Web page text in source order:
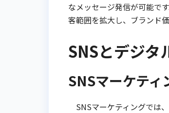
なメッセージ発信が可能で
客範囲を拡大し、ブランド
SNSとデジタ
SNSマーケテ
SNSマーケティングでは